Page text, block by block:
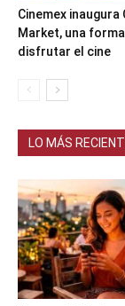
Cinemex inaugura
Market, una
disfrutar el cine
LO MÁS